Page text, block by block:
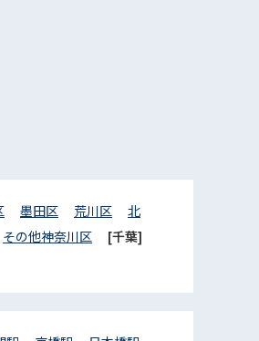
墨田区 荒川区
北
その他神奈川区
[千葉]